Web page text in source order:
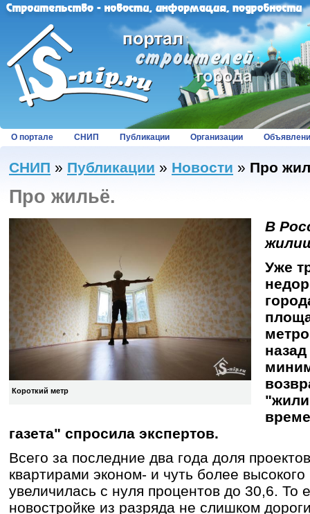
О портале СНИП Публикации Организации
СНИП » Публикации » Новости » Про
Про жильё.
Короткий метр
В
Уже
газета" спросила экспертов.
Всего за последние два года доля
квартирами эконом- и чуть более
увеличилась с нуля процентов до 30,6. То
новостройке из разряда не слишком